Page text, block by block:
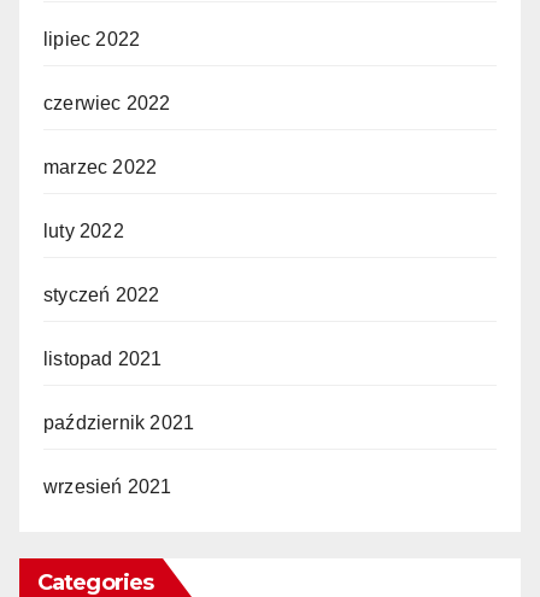
lipiec 2022
czerwiec 2022
marzec 2022
luty 2022
styczeń 2022
listopad 2021
październik 2021
wrzesień 2021
Categories